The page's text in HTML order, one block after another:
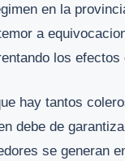
en la
a
los
hay tantos
debe de
se generan